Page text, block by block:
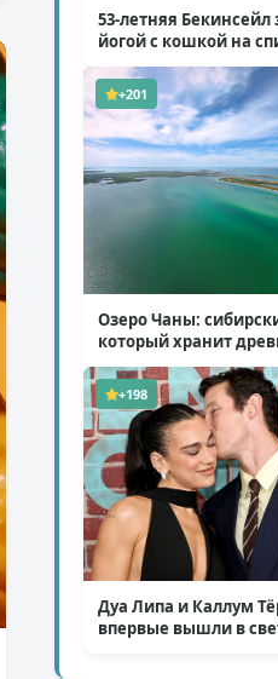
53-летняя Бекинсейл
йогой с кошкой на
ботинках на
+201
Озеро Чаны:
который хранит
( 12 фото )
+198
Дуа Липа и Каллум
впервые вышли в